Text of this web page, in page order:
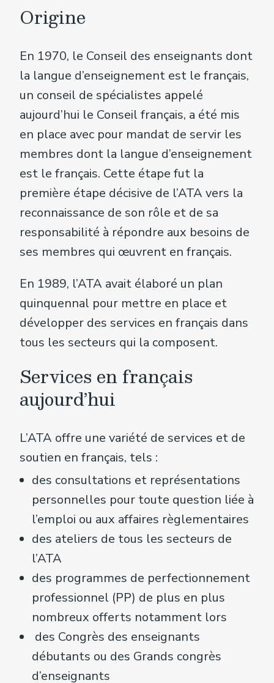
Origine
En 1970, le Conseil des enseignants dont
la langue d’enseignement est le français,
un conseil de spécialistes appelé
aujourd’hui le Conseil français, a été mis
en place avec pour mandat de servir les
membres dont la langue d’enseignement
est le français. Cette étape fut la
première étape décisive de l’ATA vers la
reconnaissance de son rôle et de sa
responsabilité à répondre aux besoins de
ses membres qui œuvrent en français.
En 1989, l’ATA avait élaboré un plan
quinquennal pour mettre en place et
développer des services en français dans
tous les secteurs qui la composent.
Services en français
aujourd’hui
L’ATA offre une variété de services et de
soutien en français, tels :
des consultations et représentations
personnelles pour toute question liée à
l’emploi ou aux affaires règlementaires
des ateliers de tous les secteurs de
l’ATA
des programmes de perfectionnement
professionnel (PP) de plus en plus
nombreux offerts notamment lors
des Congrès des enseignants
débutants ou des Grands congrès
d’enseignants